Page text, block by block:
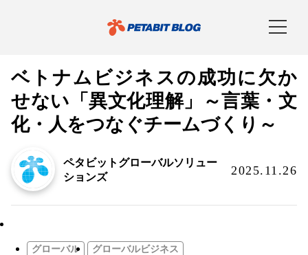
ベトナムビジネスの成功に欠か
せない「異文化理解」～言葉・文
化・人をつなぐチームづくり～
ペタビットグローバルソリュー
ションズ
2025.11.26
グローバル
グローバルビジネス